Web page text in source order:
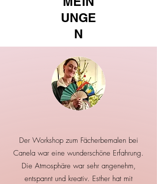
UNGE
N
Der Workshop zum Fächerbemalen bei
Canela war eine wunderschöne Erfahrung.
Die Atmosphäre war sehr angenehm,
entspannt und kreativ. Esther hat mit